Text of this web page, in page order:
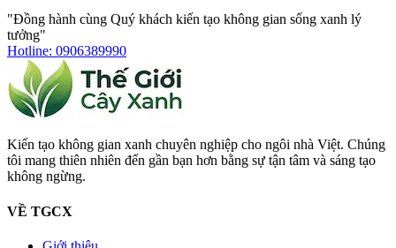
"Đồng hành cùng Quý khách kiến tạo không gian sống xanh lý
tưởng"
Hotline: 0906389990
Kiến tạo không gian xanh chuyên nghiệp cho ngôi nhà Việt. Chúng
tôi mang thiên nhiên đến gần bạn hơn bằng sự tận tâm và sáng tạo
không ngừng.
VỀ TGCX